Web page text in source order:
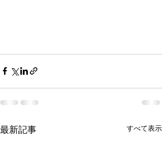
最新記事 すべて表示